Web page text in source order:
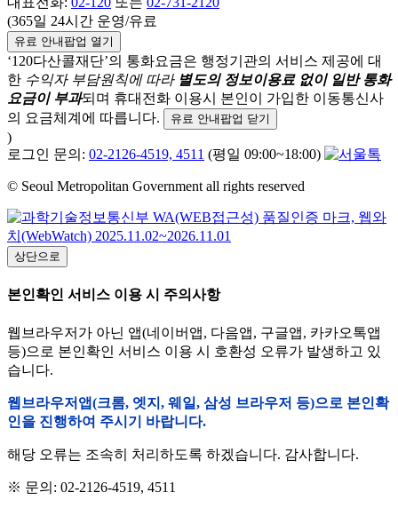
(365일 24시간 운영/유료
유료 안내팝업 열기
‘120다산콜재단’의 통화요금은 행정기관의 서비스 제공에 대
한 수익자 부담원칙에 따라 별도의 정보이용료 없이 일반 통화
요금이 부과되며 휴대전화 이용시 본인이 가입한 이동통신사
의 요금체계에 따릅니다.
유료 안내팝업 닫기
)
로그인 문의: 02-2126-4519, 4511 (평일 09:00~18:00)
© Seoul Metropolitan Government all rights reserved
상단으로
본인확인 서비스 이용 시 주의사항
웹브라우저가 아닌 앱(네이버앱, 다음앱, 구글앱, 카카오톡앱
등)으로 본인확인 서비스 이용 시 호환성 오류가 발생하고 있
습니다.
웹브라우저앱(크롬, 엣지, 웨일, 삼성 브라우저 등)으로 본인확
인을 진행하여 주시기 바랍니다.
해당 오류는 조속히 처리하도록 하겠습니다. 감사합니다.
※ 문의: 02-2126-4519, 4511